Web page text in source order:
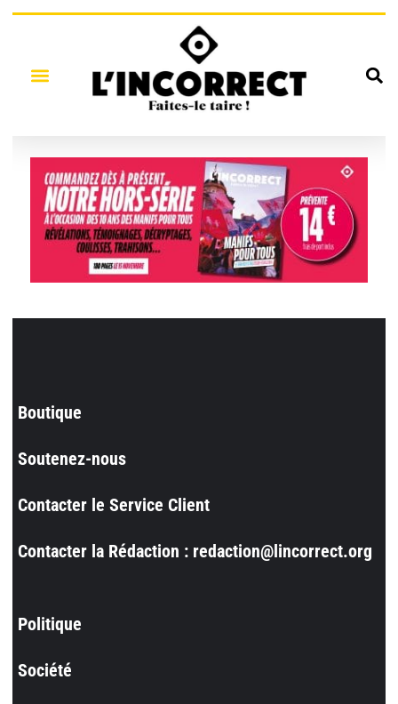
Boutique
Soutenez-nous
Contacter le Service Client
Contacter la Rédaction : redaction@lincorrect.org
Politique
Société